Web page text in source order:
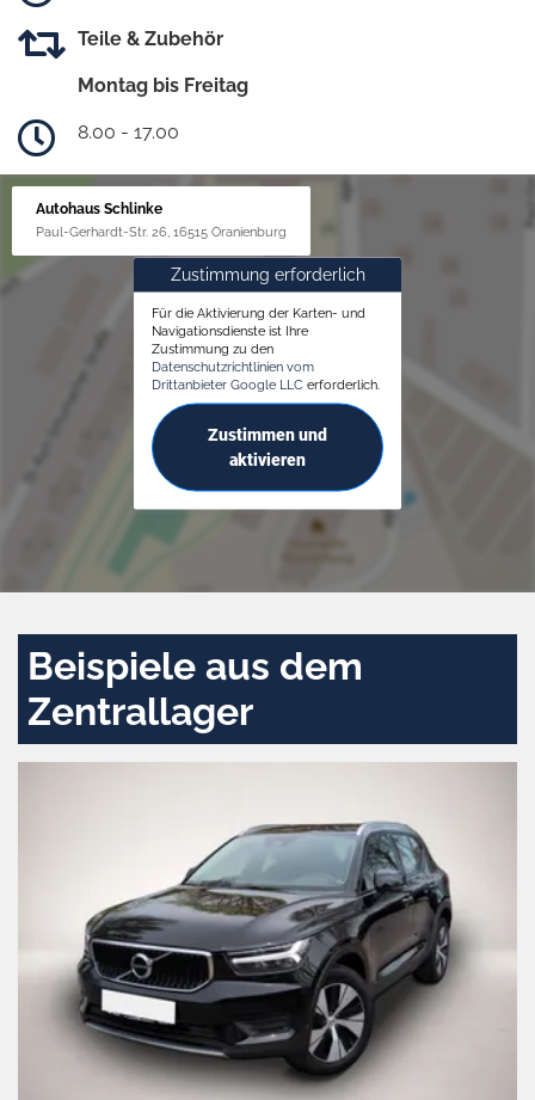
Teile & Zubehör
Montag bis Freitag
8.00 - 17.00
Autohaus Schlinke
Paul-Gerhardt-Str. 26, 16515 Oranienburg
Zustimmung erforderlich
Für die Aktivierung der Karten- und
Navigationsdienste ist Ihre
Zustimmung zu den
Datenschutzrichtlinien vom
Drittanbieter Google LLC erforderlich.
Zustimmen und
aktivieren
Beispiele aus dem
Zentrallager